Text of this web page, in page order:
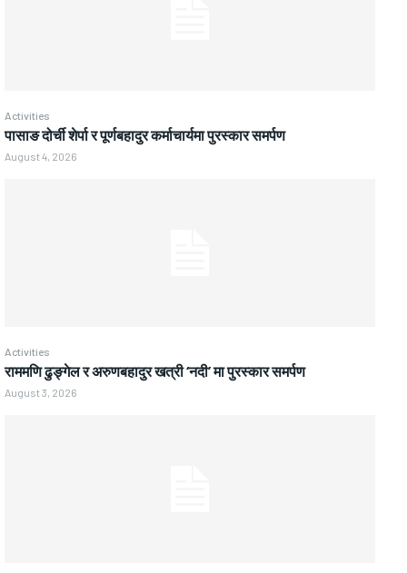
Activities
पासाङ दोर्ची शेर्पा र पूर्णबहादुर कर्माचार्यमा पुरस्कार समर्पण
August 4, 2026
Activities
राममणि ढुङ्गेल र अरुणबहादुर खत्री ‘नदी’ मा पुरस्कार समर्पण
August 3, 2026